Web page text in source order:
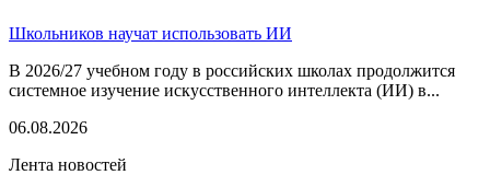
Школьников научат использовать ИИ
В 2026/27 учебном году в российских школах продолжится
системное изучение искусственного интеллекта (ИИ) в...
06.08.2026
Лента новостей